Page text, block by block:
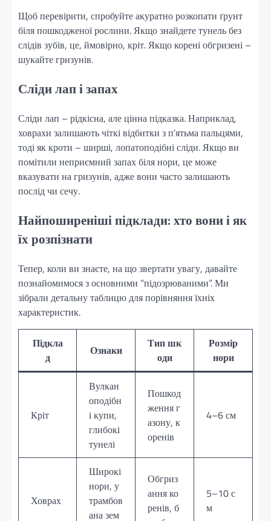
Щоб перевірити, спробуйте акуратно розкопати ґрунт
біля пошкодженої рослини. Якщо знайдете тунель без
слідів зубів, це, ймовірно, кріт. Якщо корені обгризені –
шукайте гризунів.
Сліди лап і запах
Сліди лап – рідкісна, але цінна підказка. Наприклад,
ховрахи залишають чіткі відбитки з п’ятьма пальцями,
тоді як кроти – ширші, лопатоподібні сліди. Якщо ви
помітили неприємний запах біля нори, це може
вказувати на гризунів, адже вони часто залишають
послід чи сечу.
Найпоширеніші підклади: хто вони і як
їх розпізнати
Тепер, коли ви знаєте, на що звертати увагу, давайте
познайомимося з основними “підозрюваними”. Ми
зібрали детальну таблицю для порівняння їхніх
характеристик.
Підкла
д
Ознаки
Тип шк
оди
Розмір
нори
Кріт
Вулкан
оподібн
і купи,
глибокі
тунелі
Пошкод
ження г
азону, к
оренів
4–6 см
Ховрах
Широкі
нори, у
трамбов
ана зем
Обгриз
ання ко
ренів, б
5–10 с
м